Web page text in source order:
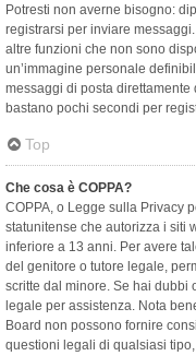
Potresti non averne bisogno:
registrarsi per inviare
altre funzioni che non sono
un’immagine personale
messaggi di posta direttamente
bastano pochi secondi per
Top
Che cosa è COPPA?
COPPA, o Legge sulla Privacy
statunitense che autorizza i siti
inferiore a 13 anni. Per avere
del genitore o tutore legale,
scritte dal minore. Se hai dubbi
legale per assistenza. Nota
Board non possono fornire
questioni legali di qualsiasi